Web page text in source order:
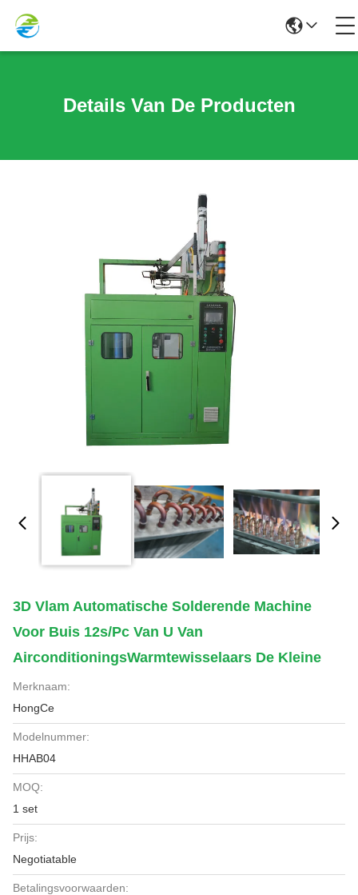
Details Van De Producten
3D Vlam Automatische Solderende Machine
Voor Buis 12s/pc Van U Van
AirconditioningsWarmtewisselaars De Kleine
Merknaam:
HongCe
Modelnummer:
HHAB04
MOQ:
1 set
Prijs:
Negotiatable
Betalingsvoorwaarden: